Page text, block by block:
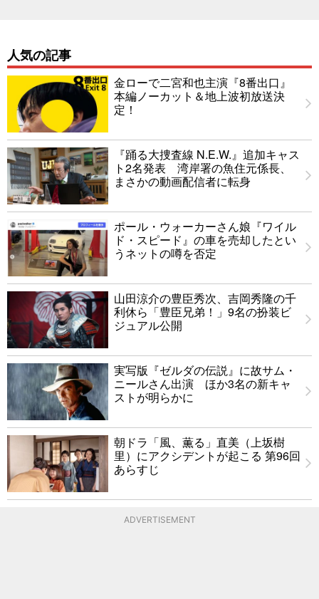
人気の記事
金ローで二宮和也主演『8番出口』
本編ノーカット＆地上波初放送決
定！
『踊る大捜査線 N.E.W.』追加キャス
ト2名発表 湾岸署の魚住元係長、
まさかの動画配信者に転身
ポール・ウォーカーさん娘『ワイル
ド・スピード』の車を売却したとい
うネットの噂を否定
山田涼介の豊臣秀次、吉岡秀隆の千
利休ら「豊臣兄弟！」9名の扮装ビ
ジュアル公開
実写版『ゼルダの伝説』に故サム・
ニールさん出演 ほか3名の新キャ
ストが明らかに
朝ドラ「風、薫る」直美（上坂樹
里）にアクシデントが起こる 第96回
あらすじ
ADVERTISEMENT